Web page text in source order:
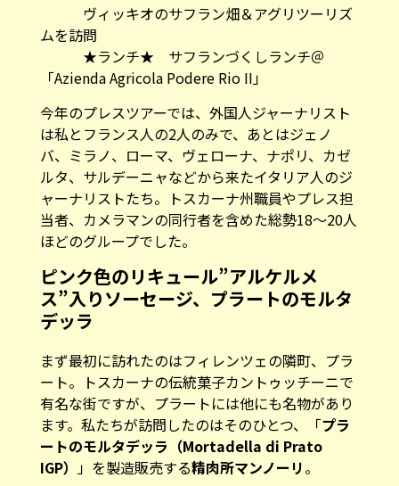
ヴィッキオのサフラン畑＆アグリツーリズ
ムを訪問
★ランチ★ サフランづくしランチ＠
「Azienda Agricola Podere Rio II」
今年のプレスツアーでは、外国人ジャーナリスト
は私とフランス人の2人のみで、あとはジェノ
バ、ミラノ、ローマ、ヴェローナ、ナポリ、カゼ
ルタ、サルデーニャなどから来たイタリア人のジ
ャーナリストたち。トスカーナ州職員やプレス担
当者、カメラマンの同行者を含めた総勢18〜20人
ほどのグループでした。
ピンク色のリキュール”アルケルメ
ス”入りソーセージ、プラートのモルタ
デッラ
まず最初に訪れたのはフィレンツェの隣町、プラ
ート。トスカーナの伝統菓子カントゥッチーニで
有名な街ですが、プラートには他にも名物があり
ます。私たちが訪問したのはそのひとつ、「プラ
ートのモルタデッラ（Mortadella di Prato
IGP） 」を製造販売する精肉所マンノーリ。